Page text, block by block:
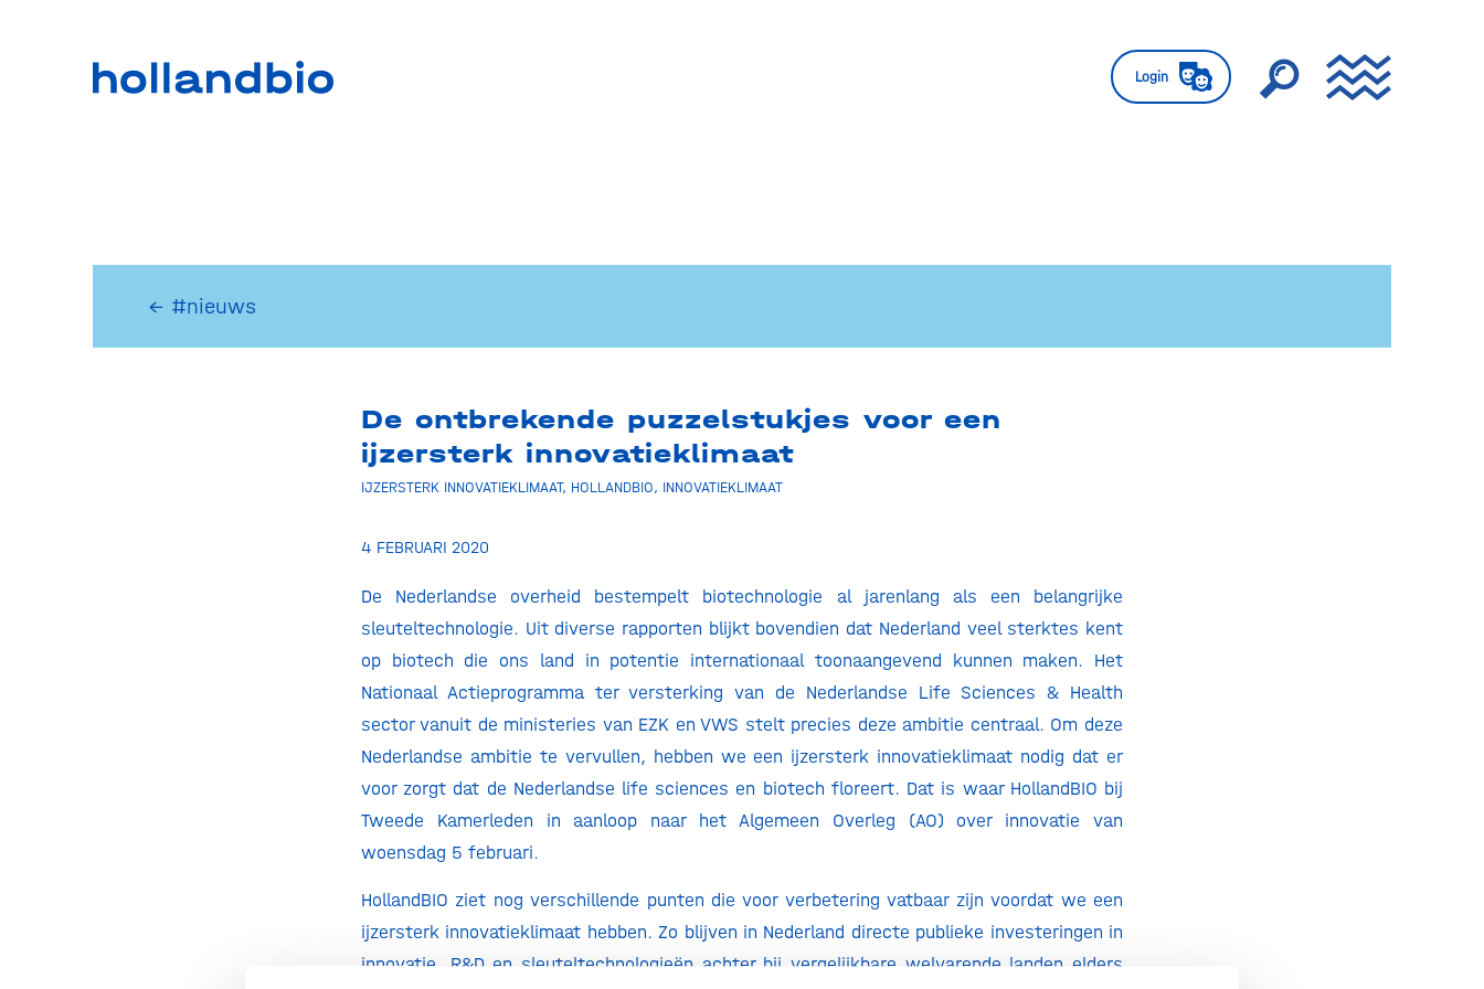
Login
← #nieuws
De ontbrekende puzzelstukjes voor een
ijzersterk innovatieklimaat
IJZERSTERK INNOVATIEKLIMAAT, HOLLANDBIO, INNOVATIEKLIMAAT
4 FEBRUARI 2020
De Nederlandse overheid bestempelt biotechnologie al jarenlang als een belangrijke
sleuteltechnologie. Uit diverse rapporten blijkt bovendien dat Nederland veel sterktes kent
op biotech die ons land in potentie internationaal toonaangevend kunnen maken. Het
Nationaal Actieprogramma ter versterking van de Nederlandse Life Sciences & Health
sector vanuit de ministeries van EZK en VWS stelt precies deze ambitie centraal. Om deze
Nederlandse ambitie te vervullen, hebben we een ijzersterk innovatieklimaat nodig dat er
voor zorgt dat de Nederlandse life sciences en biotech floreert. Dat is waar HollandBIO bij
Tweede Kamerleden in aanloop naar het Algemeen Overleg (AO) over innovatie van
woensdag 5 februari.
HollandBIO ziet nog verschillende punten die voor verbetering vatbaar zijn voordat we een
ijzersterk innovatieklimaat hebben. Zo blijven in Nederland directe publieke investeringen in
innovatie, R&D en sleuteltechnologieën achter bij vergelijkbare welvarende landen elders